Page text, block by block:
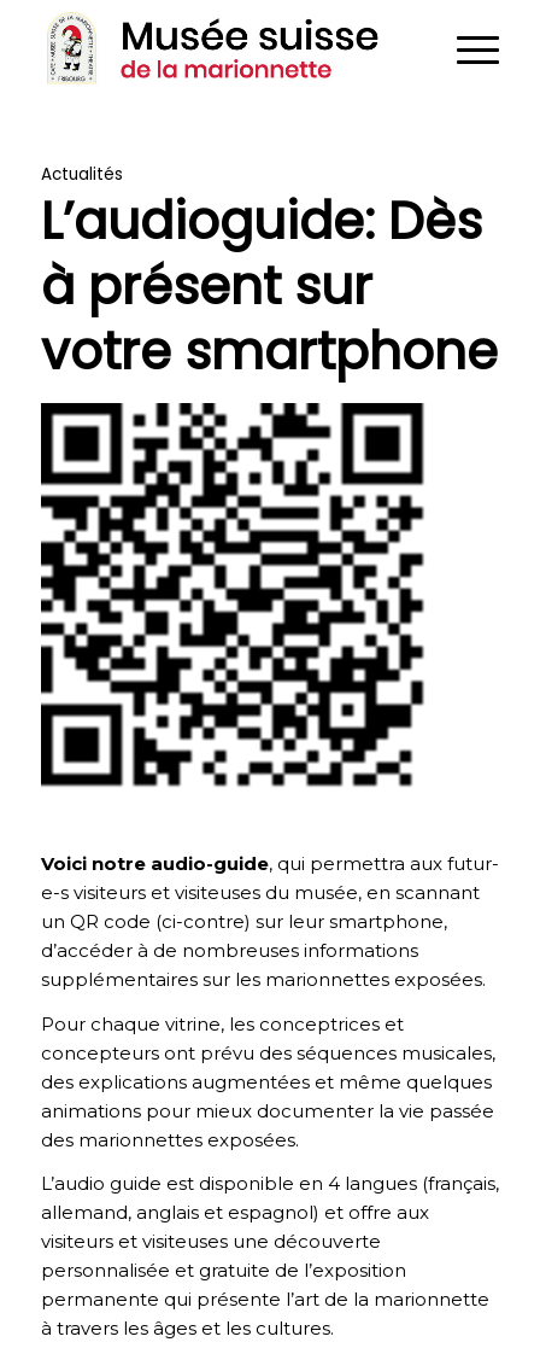
Actualités
L’audioguide: Dès
à présent sur
votre smartphone
Voici notre audio-guide, qui permettra aux futur-
e-s visiteurs et visiteuses du musée, en scannant
un QR code (ci-contre) sur leur smartphone,
d’accéder à de nombreuses informations
supplémentaires sur les marionnettes exposées.
Pour chaque vitrine, les conceptrices et
concepteurs ont prévu des séquences musicales,
des explications augmentées et même quelques
animations pour mieux documenter la vie passée
des marionnettes exposées.
L’audio guide est disponible en 4 langues (français,
allemand, anglais et espagnol) et offre aux
visiteurs et visiteuses une découverte
personnalisée et gratuite de l’exposition
permanente qui présente l’art de la marionnette
à travers les âges et les cultures.